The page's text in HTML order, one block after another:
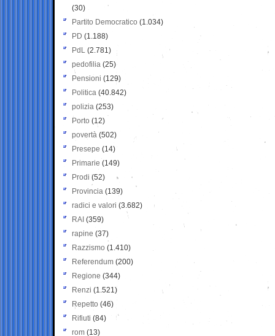
(30)
Partito Democratico (1.034)
PD (1.188)
PdL (2.781)
pedofilia (25)
Pensioni (129)
Politica (40.842)
polizia (253)
Porto (12)
povertà (502)
Presepe (14)
Primarie (149)
Prodi (52)
Provincia (139)
radici e valori (3.682)
RAI (359)
rapine (37)
Razzismo (1.410)
Referendum (200)
Regione (344)
Renzi (1.521)
Repetto (46)
Rifiuti (84)
rom (13)